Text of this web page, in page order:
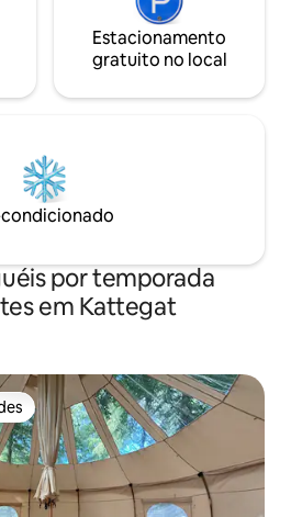
Estacionamento
gratuito no local
por temporada
em Kattegat
dos hóspedes